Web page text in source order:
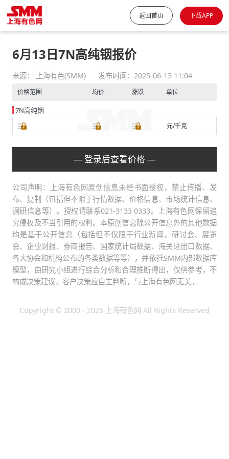
返回首页 下载APP
6月13日7N高纯铟报价
来源： 上海有色(SMM) 发布时间：2025-06-13 11:04
价格范围 均价 涨跌 单位
7N高纯铟
元/千克
— 登录后查看价格 —
公司声明：上海有色网原创信息未经书面授权，禁止传播、发
布、复制（包括但不限于行情数据、价格信息、市场统计信息、
调研信息等）。授权请联系021-3133 0333。上海有色网保留追
究侵权及不当引用的权利。本原创信息除公开信息外的其他数据
均是基于公开信息（包括但不仅限于行业新闻、研讨会、展览
会、企业财报、券商报告、国家统计局数据、海关进出口数据、
各大协会和机构公布的各类数据等等），并依托SMM内部数据库
模型，由研究小组进行综合分析和合理推断得出，仅供参考，不
构成决策建议，客户决策应自主判断，与上海有色网无关。
Copyright © 2000 - 2026 上海有色网 All Rights Reserved